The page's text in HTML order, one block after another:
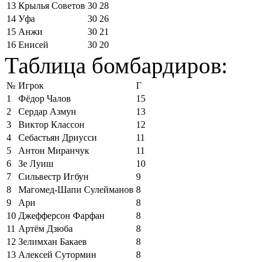
13 Крылья Советов 30 28
14 Уфа 30 26
15 Анжи 30 21
16 Енисей 30 20
Таблица бомбардиров:
№ Игрок
Г
1
Фёдор Чалов
15
2
Сердар Азмун
13
3
Виктор Классон
12
4
Себастьян Дриусси
11
5
Антон Миранчук
11
6
Зе Луиш
10
7
Сильвестр Игбун
9
8
Магомед-Шапи Сулейманов 8
9
Ари
8
10 Джефферсон Фарфан
8
11 Артём Дзюба
8
12 Зелимхан Бакаев
8
13 Алексей Сутормин
8